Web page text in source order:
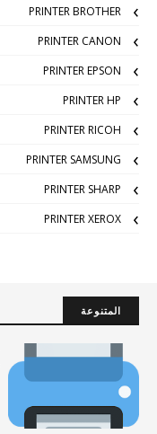
PRINTER BROTHER
PRINTER CANON
PRINTER EPSON
PRINTER HP
PRINTER RICOH
PRINTER SAMSUNG
PRINTER SHARP
PRINTER XEROX
المتنوعة